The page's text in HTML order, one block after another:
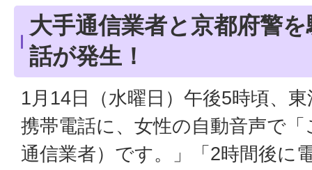
大手通信業者と京都府警
話が発生！
1月14日（水曜日）午後5時頃、
携帯電話に、女性の自動音声で
通信業者）です。」「2時間後に